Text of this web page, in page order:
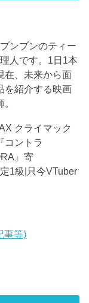
ンブンのティー
人です。1日1本
在、未来から面
を紹介する映画
クライマック
コントラ
』寄
1級|只今VTuber
事等)